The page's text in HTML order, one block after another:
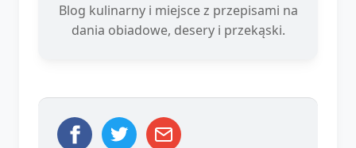
Blog kulinarny i miejsce z przepisami na
dania obiadowe, desery i przekąski.